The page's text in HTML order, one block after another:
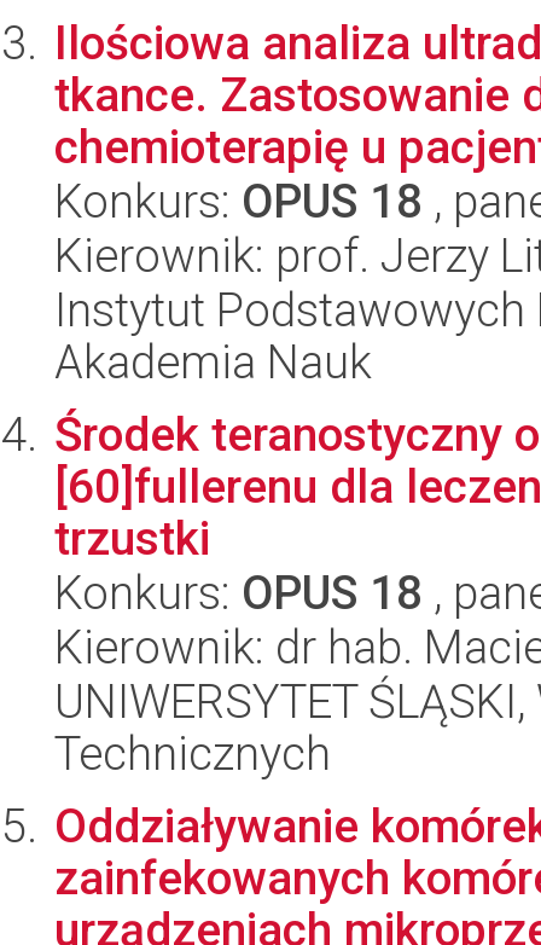
Ilościowa analiza
tkance. Zastosowanie
chemioterapię u
Konkurs: OPUS 18 ,
Kierownik: prof. Jerzy
Instytut
Akademia Nauk
Środek teranostyczny
[60]fullerenu dla
trzustki
Konkurs: OPUS 18 ,
Kierownik: dr hab.
UNIWERSYTET
Technicznych
Oddziaływanie
zainfekowanych
urządzeniach